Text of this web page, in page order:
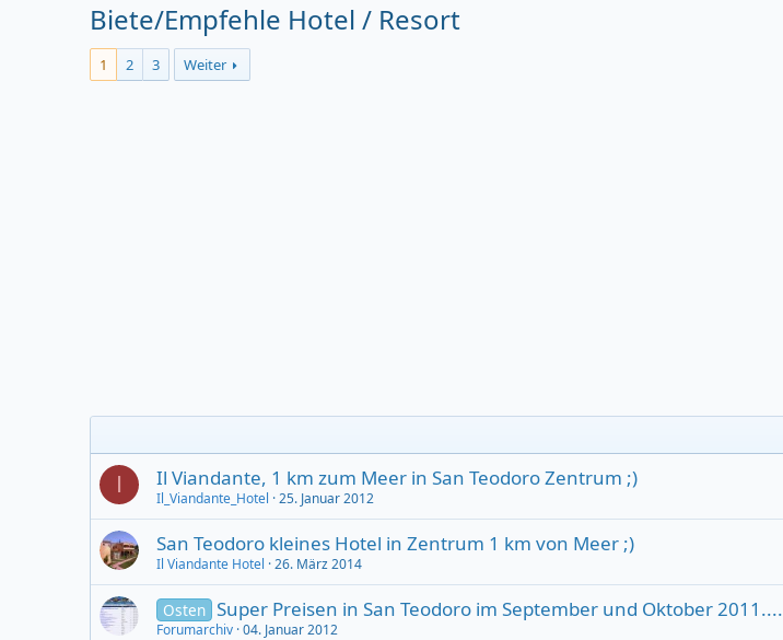
Biete/Empfehle Hotel / Resort
1 2 3 Weiter
I Il Viandante, 1 km zum Meer in San Teodoro Zentrum ;)
Il_Viandante_Hotel 25. Januar 2012
San Teodoro kleines Hotel in Zentrum 1 km von Meer ;)
Il Viandante Hotel 26. März 2014
Osten Super Preisen in San Teodoro im September und Oktober 2011....
Forumarchiv 04. Januar 2012